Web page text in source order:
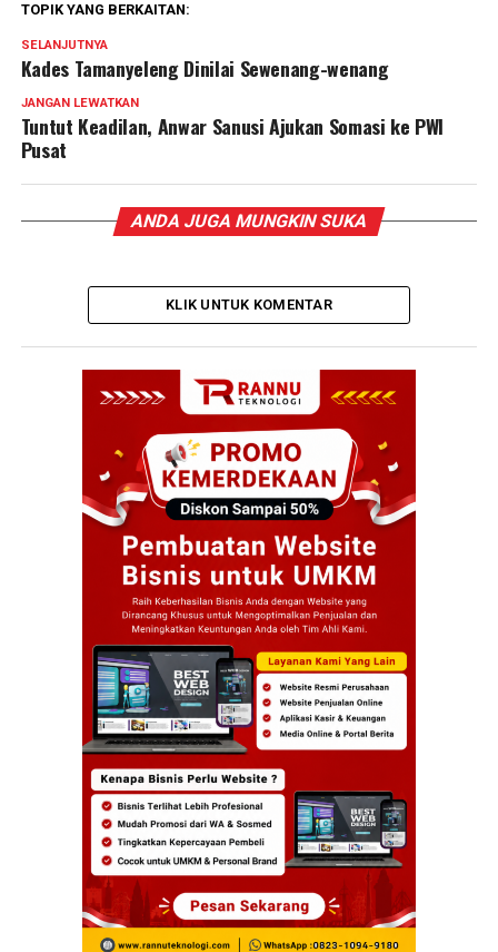
TOPIK YANG BERKAITAN:
SELANJUTNYA
Kades Tamanyeleng Dinilai Sewenang-wenang
JANGAN LEWATKAN
Tuntut Keadilan, Anwar Sanusi Ajukan Somasi ke PWI
Pusat
ANDA JUGA MUNGKIN SUKA
KLIK UNTUK KOMENTAR